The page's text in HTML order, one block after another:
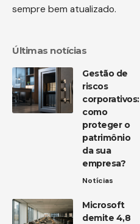
sempre bem atualizado.
Últimas notícias
Gestão de
riscos
corporativos:
como
proteger o
patrimônio
da sua
empresa?
Notícias
Microsoft
demite 4,8